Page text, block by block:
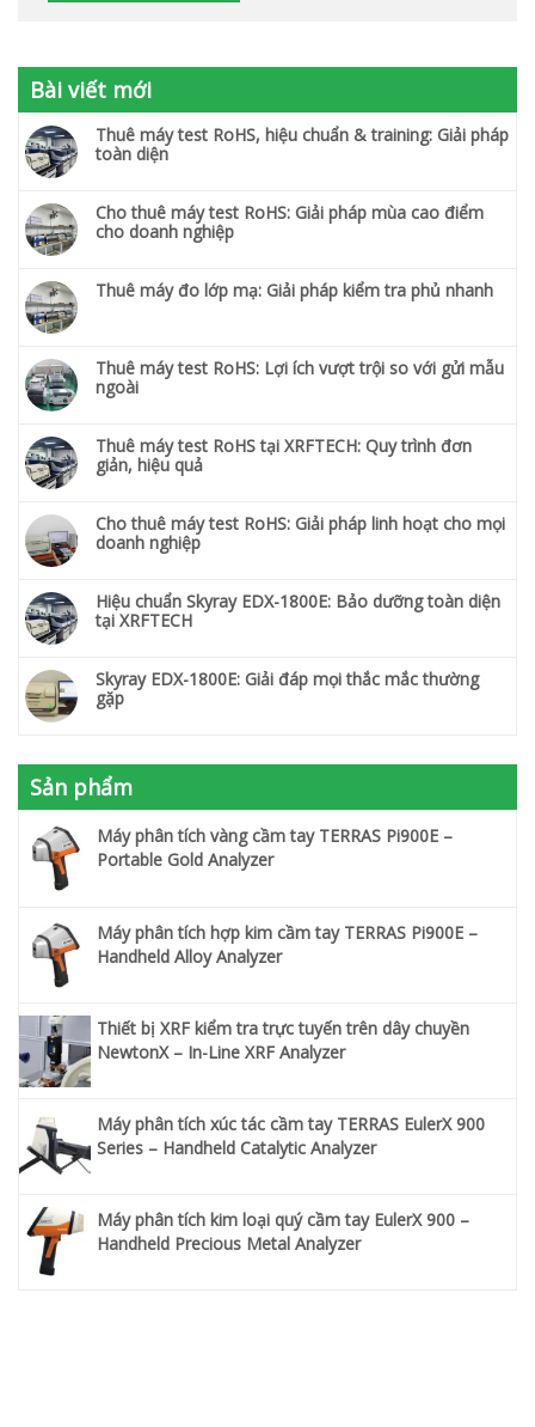
Bài viết mới
Thuê máy test RoHS, hiệu chuẩn & training: Giải pháp
toàn diện
Cho thuê máy test RoHS: Giải pháp mùa cao điểm
cho doanh nghiệp
Thuê máy đo lớp mạ: Giải pháp kiểm tra phủ nhanh
Thuê máy test RoHS: Lợi ích vượt trội so với gửi mẫu
ngoài
Thuê máy test RoHS tại XRFTECH: Quy trình đơn
giản, hiệu quả
Cho thuê máy test RoHS: Giải pháp linh hoạt cho mọi
doanh nghiệp
Hiệu chuẩn Skyray EDX-1800E: Bảo dưỡng toàn diện
tại XRFTECH
Skyray EDX-1800E: Giải đáp mọi thắc mắc thường
gặp
Sản phẩm
Máy phân tích vàng cầm tay TERRAS Pi900E –
Portable Gold Analyzer
Máy phân tích hợp kim cầm tay TERRAS Pi900E –
Handheld Alloy Analyzer
Thiết bị XRF kiểm tra trực tuyến trên dây chuyền
NewtonX – In-Line XRF Analyzer
Máy phân tích xúc tác cầm tay TERRAS EulerX 900
Series – Handheld Catalytic Analyzer
Máy phân tích kim loại quý cầm tay EulerX 900 –
Handheld Precious Metal Analyzer